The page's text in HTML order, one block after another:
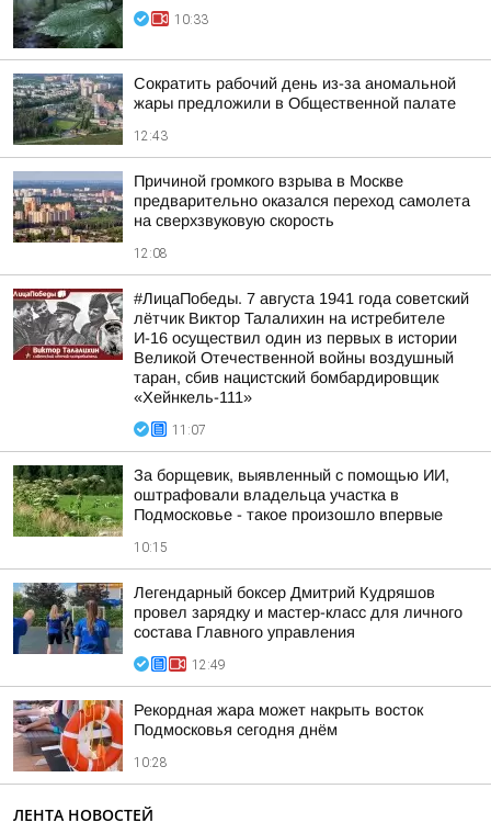
10:33
Сократить рабочий день из-за аномальной
жары предложили в Общественной палате
12:43
Причиной громкого взрыва в Москве
предварительно оказался переход самолета
на сверхзвуковую скорость
12:08
#ЛицаПобеды. 7 августа 1941 года советский
лётчик Виктор Талалихин на истребителе
И-16 осуществил один из первых в истории
Великой Отечественной войны воздушный
таран, сбив нацистский бомбардировщик
«Хейнкель-111»
11:07
За борщевик, выявленный с помощью ИИ,
оштрафовали владельца участка в
Подмосковье - такое произошло впервые
10:15
Легендарный боксер Дмитрий Кудряшов
провел зарядку и мастер-класс для личного
состава Главного управления
12:49
Рекордная жара может накрыть восток
Подмосковья сегодня днём
10:28
ЛЕНТА НОВОСТЕЙ